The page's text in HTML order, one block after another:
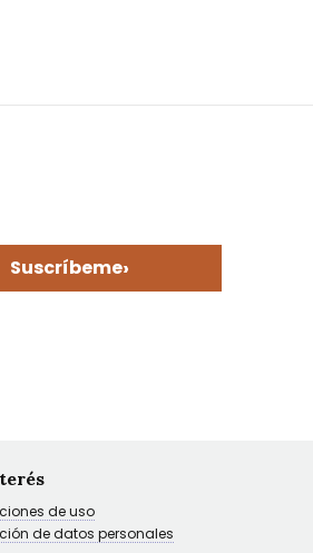
Suscríbeme›
de uso
de datos personales